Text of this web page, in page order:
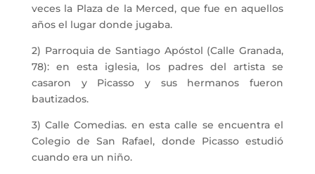
veces la Plaza de la Merced, que fue en aquellos
años el lugar donde jugaba.
2) Parroquia de Santiago Apóstol (Calle Granada,
78): en esta iglesia, los padres del artista se
casaron y Picasso y sus hermanos fueron
bautizados.
3) Calle Comedias. en esta calle se encuentra el
Colegio de San Rafael, donde Picasso estudió
cuando era un niño.